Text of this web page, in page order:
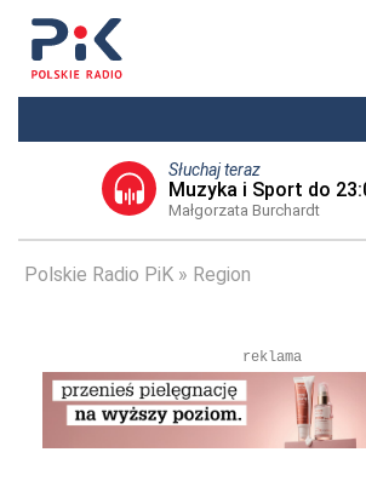
Słuchaj teraz
Muzyka i Sport do
Małgorzata Burchardt
Polskie Radio PiK Region
reklama